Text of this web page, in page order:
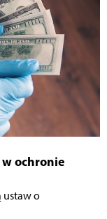
ochronie
ustaw o